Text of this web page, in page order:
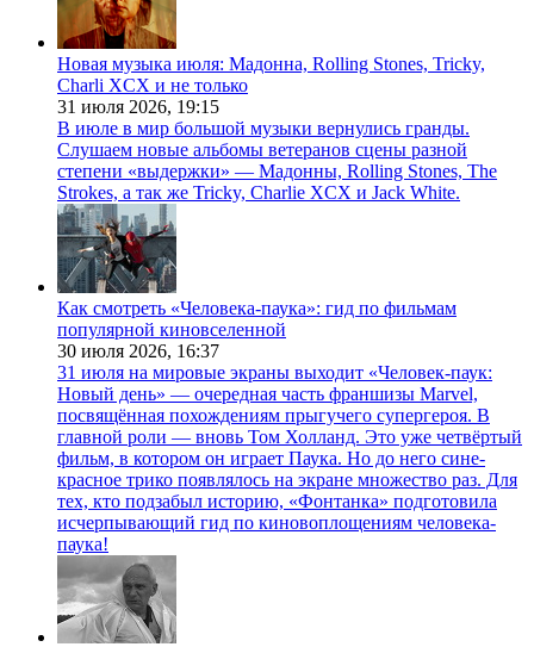
Новая музыка июля: Мадонна, Rolling Stones, Tricky,
Charli XCX и не только
31 июля 2026, 19:15
В июле в мир большой музыки вернулись гранды.
Слушаем новые альбомы ветеранов сцены разной
степени «выдержки» — Мадонны, Rolling Stones, The
Strokes, а так же Tricky, Charlie XCX и Jack White.
Как смотреть «Человека-паука»: гид по фильмам
популярной киновселенной
30 июля 2026, 16:37
31 июля на мировые экраны выходит «Человек-паук:
Новый день» — очередная часть франшизы Marvel,
посвящённая похождениям прыгучего супергероя. В
главной роли — вновь Том Холланд. Это уже четвёртый
фильм, в котором он играет Паука. Но до него сине-
красное трико появлялось на экране множество раз. Для
тех, кто подзабыл историю, «Фонтанка» подготовила
исчерпывающий гид по киновоплощениям человека-
паука!